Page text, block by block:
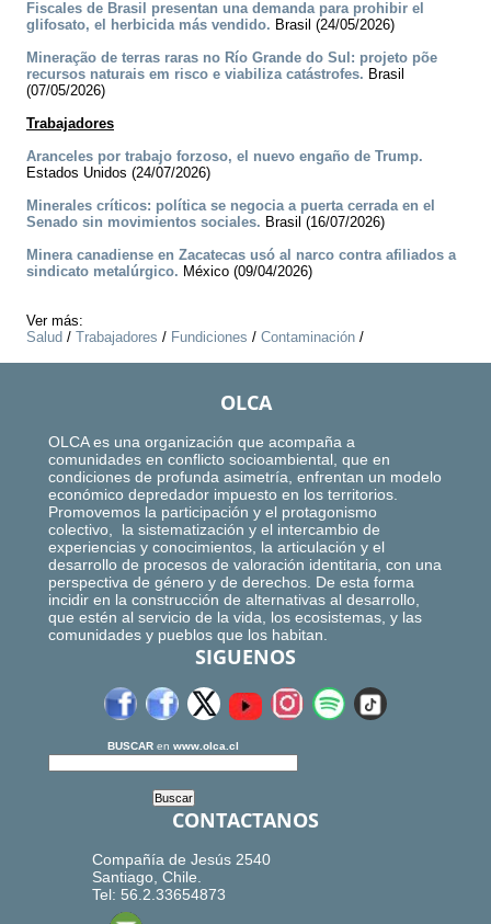
Fiscales de Brasil presentan una demanda para prohibir el
glifosato, el herbicida más vendido. Brasil (24/05/2026)
Mineração de terras raras no Río Grande do Sul: projeto põe
recursos naturais em risco e viabiliza catástrofes. Brasil
(07/05/2026)
Trabajadores
Aranceles por trabajo forzoso, el nuevo engaño de Trump.
Estados Unidos (24/07/2026)
Minerales críticos: política se negocia a puerta cerrada en el
Senado sin movimientos sociales. Brasil (16/07/2026)
Minera canadiense en Zacatecas usó al narco contra afiliados a
sindicato metalúrgico. México (09/04/2026)
Ver más:
Salud / Trabajadores / Fundiciones / Contaminación /
OLCA
OLCA es una organización que acompaña a
comunidades en conflicto socioambiental, que en
condiciones de profunda asimetría, enfrentan un modelo
económico depredador impuesto en los territorios.
Promovemos la participación y el protagonismo
colectivo, la sistematización y el intercambio de
experiencias y conocimientos, la articulación y el
desarrollo de procesos de valoración identitaria, con una
perspectiva de género y de derechos. De esta forma
incidir en la construcción de alternativas al desarrollo,
que estén al servicio de la vida, los ecosistemas, y las
comunidades y pueblos que los habitan.
SIGUENOS
BUSCAR en www.olca.cl
CONTACTANOS
Compañía de Jesús 2540
Santiago, Chile.
Tel: 56.2.33654873